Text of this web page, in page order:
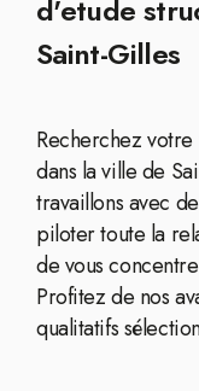
d'etude
Saint-Gilles
Recherchez
dans la ville de
travaillons avec
piloter toute la
de vous
Profitez de nos
qualitatifs